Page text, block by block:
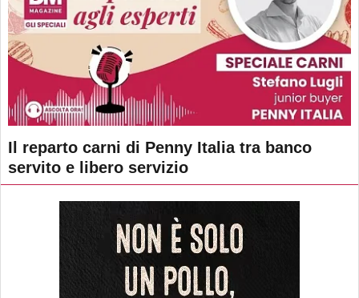
Il reparto carni di Penny Italia tra banco
servito e libero servizio